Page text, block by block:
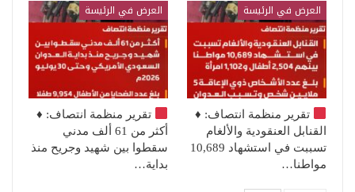
العرض في الرئيسة
تقرير منظمة انتصاف: ♦️
القنابل العنقودية والألغام
تسببت في استشهاد 10,689
مواطنا…
العرض في الرئيسة
تقرير منظمة انتصاف: ♦️
أكثر من 61 ألف مدني
سقطوا بين شهيد وجريح منذ
بداية…